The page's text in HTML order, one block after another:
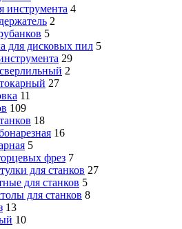
инструмента 4
2
5
для дисковых пил 5
29
2
27
11
109
18
16
5
фрез 7
для станков 27
для станков 5
для станков 8
13
10